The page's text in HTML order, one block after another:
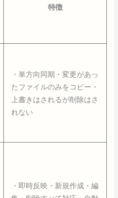
特徴
・単方向同期・変更があっ
たファイルのみをコピー・
上書きはされるが削除はさ
れない
・即時反映・新規作成・編